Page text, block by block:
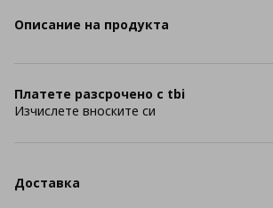
Описание на продукта
Платете разсрочено с tbi
Изчислете вноските си
Доставка